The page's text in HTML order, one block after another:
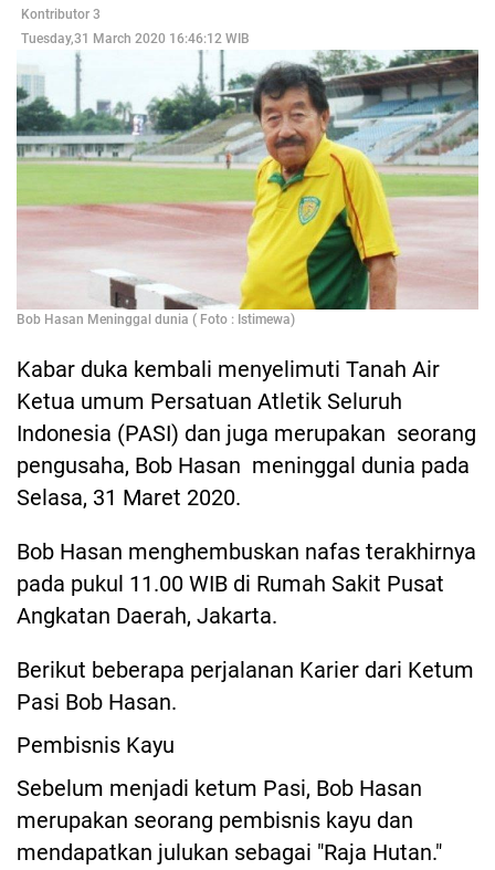
Kontributor 3
Tuesday,31 March 2020 16:46:12 WIB
Bob Hasan Meninggal dunia ( Foto : Istimewa)
Kabar duka kembali menyelimuti Tanah Air
Ketua umum Persatuan Atletik Seluruh
Indonesia (PASI) dan juga merupakan seorang
pengusaha, Bob Hasan meninggal dunia pada
Selasa, 31 Maret 2020.
Bob Hasan menghembuskan nafas terakhirnya
pada pukul 11.00 WIB di Rumah Sakit Pusat
Angkatan Daerah, Jakarta.
Berikut beberapa perjalanan Karier dari Ketum
Pasi Bob Hasan.
Pembisnis Kayu
Sebelum menjadi ketum Pasi, Bob Hasan
merupakan seorang pembisnis kayu dan
mendapatkan julukan sebagai "Raja Hutan."